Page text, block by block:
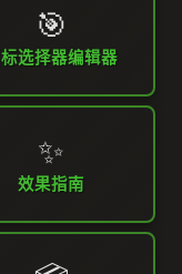
🎯
标选择器编辑器
✨
效果指南